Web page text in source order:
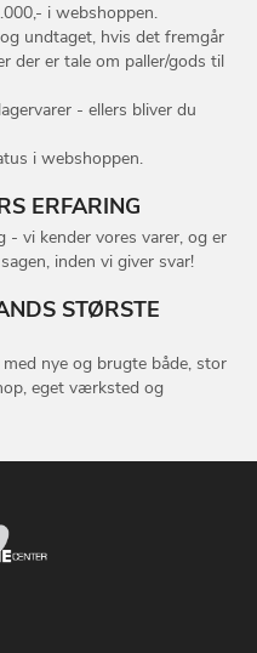
i webshoppen.
undtaget, hvis det fremgår
der er tale om paller/gods til
- ellers bliver du
i webshoppen.
ERFARING
- vi kender vores varer, og er
inden vi giver svar!
STØRSTE
nye og brugte både, stor
eget værksted og